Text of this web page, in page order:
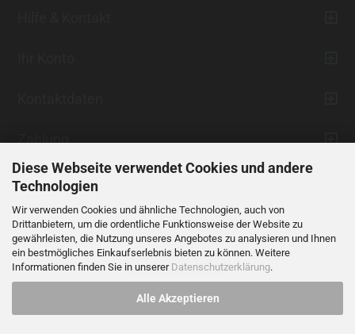
Diese Webseite verwendet Cookies und andere
Technologien
Wir verwenden Cookies und ähnliche Technologien, auch von
Drittanbietern, um die ordentliche Funktionsweise der Website zu
gewährleisten, die Nutzung unseres Angebotes zu analysieren und Ihnen
ein bestmögliches Einkaufserlebnis bieten zu können. Weitere
Informationen finden Sie in unserer Datenschutzerklärung.
Alle Akzeptieren
Zahlung
Vertrag widerrufen